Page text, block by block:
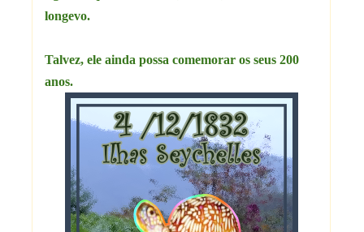
longevo.
Talvez, ele ainda possa comemorar os seus 200
anos.